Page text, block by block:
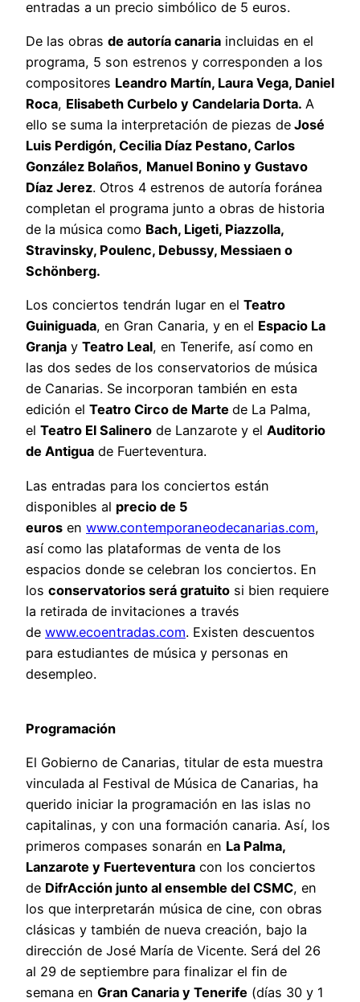
entradas a un precio simbólico de 5 euros.
De las obras de autoría canaria incluidas en el
programa, 5 son estrenos y corresponden a los
compositores Leandro Martín, Laura Vega, Daniel
Roca, Elisabeth Curbelo y Candelaria Dorta. A
ello se suma la interpretación de piezas de José
Luis Perdigón, Cecilia Díaz Pestano, Carlos
González Bolaños, Manuel Bonino y Gustavo
Díaz Jerez. Otros 4 estrenos de autoría foránea
completan el programa junto a obras de historia
de la música como Bach, Ligeti, Piazzolla,
Stravinsky, Poulenc, Debussy, Messiaen o
Schönberg.
Los conciertos tendrán lugar en el Teatro
Guiniguada, en Gran Canaria, y en el Espacio La
Granja y Teatro Leal, en Tenerife, así como en
las dos sedes de los conservatorios de música
de Canarias. Se incorporan también en esta
edición el Teatro Circo de Marte de La Palma,
el Teatro El Salinero de Lanzarote y el Auditorio
de Antigua de Fuerteventura.
Las entradas para los conciertos están
disponibles al precio de 5
euros en www.contemporaneodecanarias.com,
así como las plataformas de venta de los
espacios donde se celebran los conciertos. En
los conservatorios será gratuito si bien requiere
la retirada de invitaciones a través
de www.ecoentradas.com. Existen descuentos
para estudiantes de música y personas en
desempleo.
Programación
El Gobierno de Canarias, titular de esta muestra
vinculada al Festival de Música de Canarias, ha
querido iniciar la programación en las islas no
capitalinas, y con una formación canaria. Así, los
primeros compases sonarán en La Palma,
Lanzarote y Fuerteventura con los conciertos
de DifrAcción junto al ensemble del CSMC, en
los que interpretarán música de cine, con obras
clásicas y también de nueva creación, bajo la
dirección de José María de Vicente. Será del 26
al 29 de septiembre para finalizar el fin de
semana en Gran Canaria y Tenerife (días 30 y 1